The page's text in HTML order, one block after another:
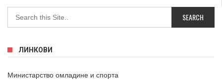
ЛИНКОВИ
Министарство омладине и спорта